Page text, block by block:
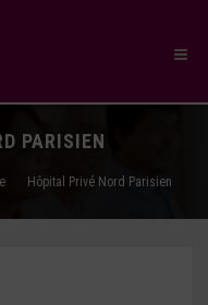
PARISIEN
Hôpital Privé Nord Parisien